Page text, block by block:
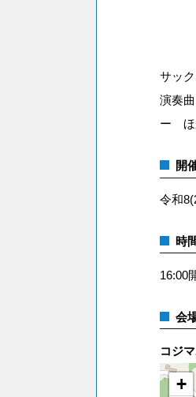
サッ
演奏
ー ほ
開
令和
時
16:00
会
コジ
+